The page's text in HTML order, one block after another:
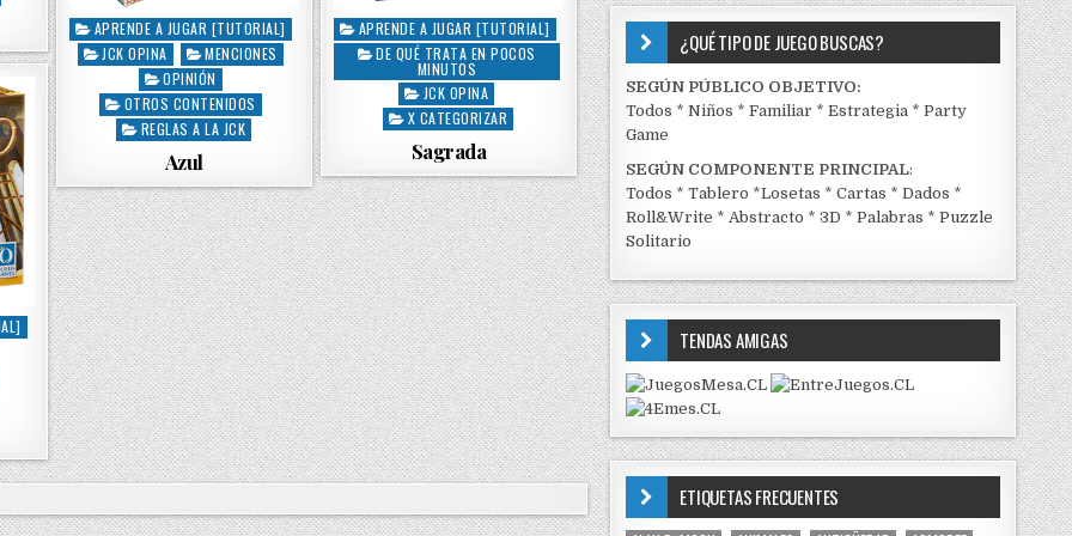
P
n
APRENDE A JUGAR [TUTORIAL]
JCK OPINA
MENCIONES
OPINIÓN
OTROS CONTENIDOS
REGLAS A LA JCK
Azul
P
s
i
n
APRENDE A JUGAR [TUTORIAL]
DE QUÉ TRATA EN POCOS
MINUTOS
JCK OPINA
X CATEGORIZAR
Sagrada
¿QUÉ TIPO DE JUEGO BUSCAS?
SEGÚN PÚBLICO OBJETIVO:
Todos *Niños *Familiar *Estrategia *Party
Game
SEGÚN COMPONENTE PRINCIPAL:
Todos *Tablero *Losetas *Cartas *Dados *
Roll&Write *Abstracto *3D *Palabras *Puzzle
Solitario
TENDAS AMIGAS
ETIQUETAS FRECUENTES